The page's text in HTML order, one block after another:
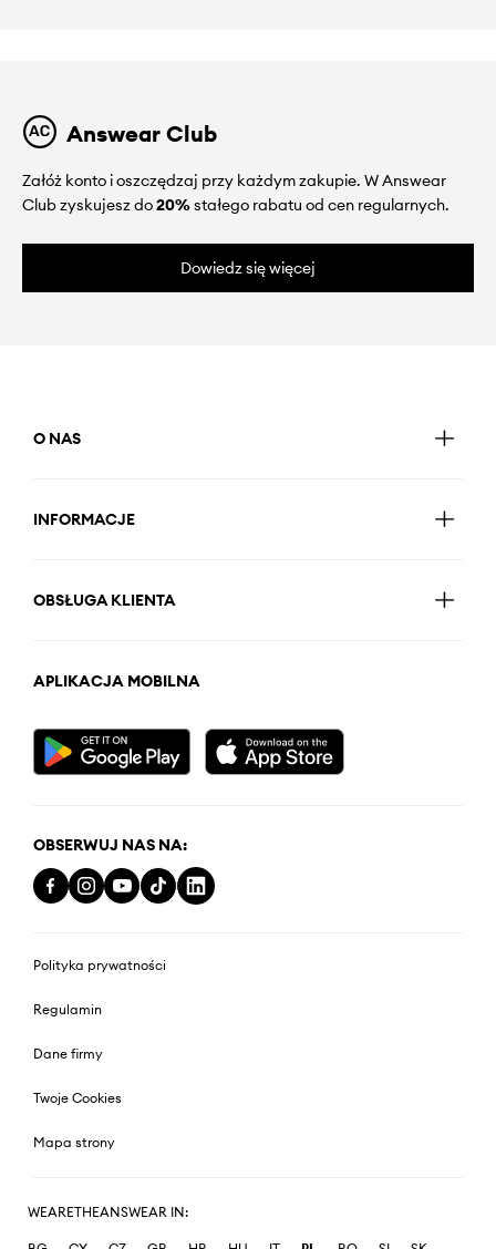
Answear Club
Załóż konto i oszczędzaj przy każdym zakupie. W Answear
Club zyskujesz do20%stałego rabatu od cen regularnych.
Dowiedz się więcej
O NAS
INFORMACJE
OBSŁUGA KLIENTA
APLIKACJA MOBILNA
OBSERWUJ NAS NA:
Polityka prywatności
Regulamin
Dane firmy
Twoje Cookies
Mapa strony
WEARETHEANSWEAR IN: